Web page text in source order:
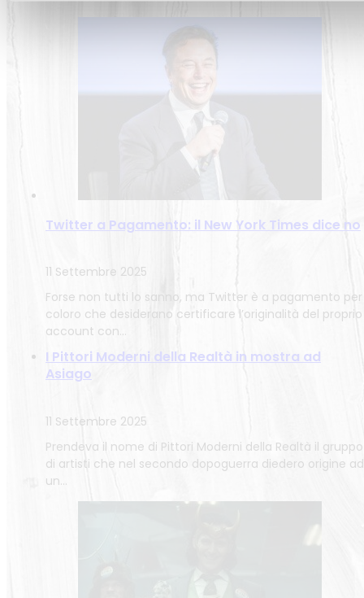
Twitter a Pagamento: il New York Times dice no
11 Settembre 2025
Forse non tutti lo sanno, ma Twitter è a pagamento per
coloro che desiderano certificare l’originalità del proprio
account con…
I Pittori Moderni della Realtà in mostra ad
Asiago
11 Settembre 2025
Prendeva il nome di Pittori Moderni della Realtà il gruppo
di artisti che nel secondo dopoguerra diedero origine ad
un…